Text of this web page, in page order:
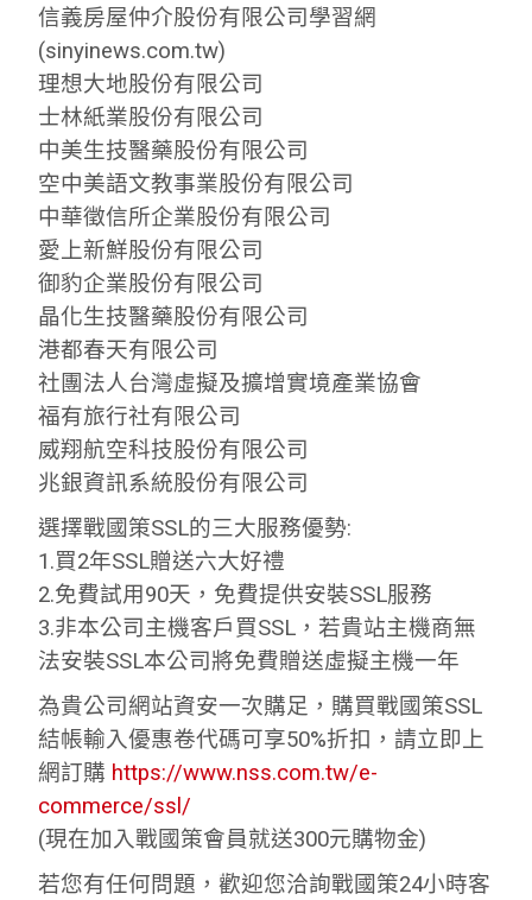
信義房屋仲介股份有限公司學習網
(sinyinews.com.tw)
理想大地股份有限公司
士林紙業股份有限公司
中美生技醫藥股份有限公司
空中美語文教事業股份有限公司
中華徵信所企業股份有限公司
愛上新鮮股份有限公司
御豹企業股份有限公司
晶化生技醫藥股份有限公司
港都春天有限公司
社團法人台灣虛擬及擴增實境產業協會
福有旅行社有限公司
威翔航空科技股份有限公司
兆銀資訊系統股份有限公司
選擇戰國策SSL的三大服務優勢:
1.買2年SSL贈送六大好禮
2.免費試用90天，免費提供安裝SSL服務
3.非本公司主機客戶買SSL，若貴站主機商無
法安裝SSL本公司將免費贈送虛擬主機一年
為貴公司網站資安一次購足，購買戰國策SSL
結帳輸入優惠卷代碼可享50%折扣，請立即上
網訂購 https://www.nss.com.tw/e-
commerce/ssl/
(現在加入戰國策會員就送300元購物金)
若您有任何問題，歡迎您洽詢戰國策24小時客